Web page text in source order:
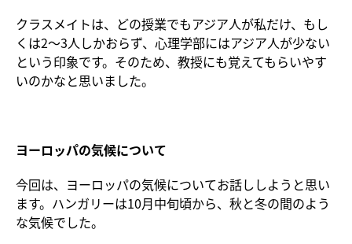
クラスメイトは、どの授業でもアジア人が私だけ、もし
くは2〜3人しかおらず、心理学部にはアジア人が少ない
という印象です。そのため、教授にも覚えてもらいやす
いのかなと思いました。
ヨーロッパの気候について
今回は、ヨーロッパの気候についてお話ししようと思い
ます。ハンガリーは10月中旬頃から、秋と冬の間のよう
な気候でした。